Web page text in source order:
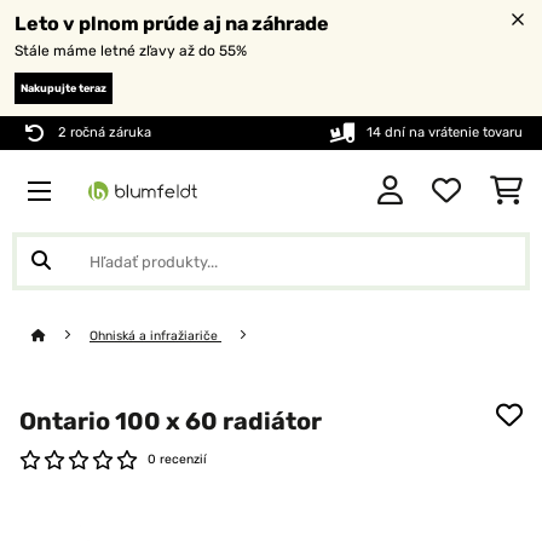
Leto v plnom prúde aj na záhrade
Stále máme letné zľavy až do 55%
Nakupujte teraz
2 ročná záruka 14 dní na vrátenie tovaru
Ohniská a infražiariče
Ontario 100 x 60 radiátor
0 recenzií